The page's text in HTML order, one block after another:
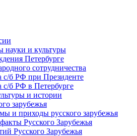
науки и культуры
Петербурге
сотрудничества
с/б РФ при Президенте
с/б РФ в Петербурге
и истории
зарубежья
и приходы русского зарубежья
Русского Зарубежья
Русского Зарубежья